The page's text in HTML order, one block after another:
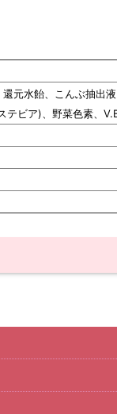
元水飴、こんぶ抽出液
テビア)、野菜色素、